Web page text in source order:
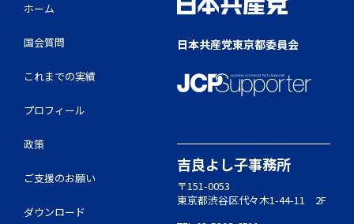
ホーム
国会質問
これまでの実績
プロフィール
政策
ご支援のお願い
ダウンロード
日本共産党東京都委員会
吉良よし子事務所
〒151-0053
東京都渋谷区代々木1-44-11 2F